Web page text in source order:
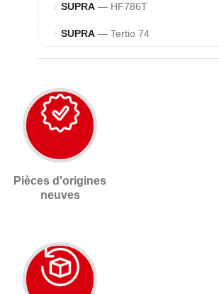
chevron_right SUPRA — HF786T
chevron_right SUPRA — Tertio 74
Pièces d'origines
neuves